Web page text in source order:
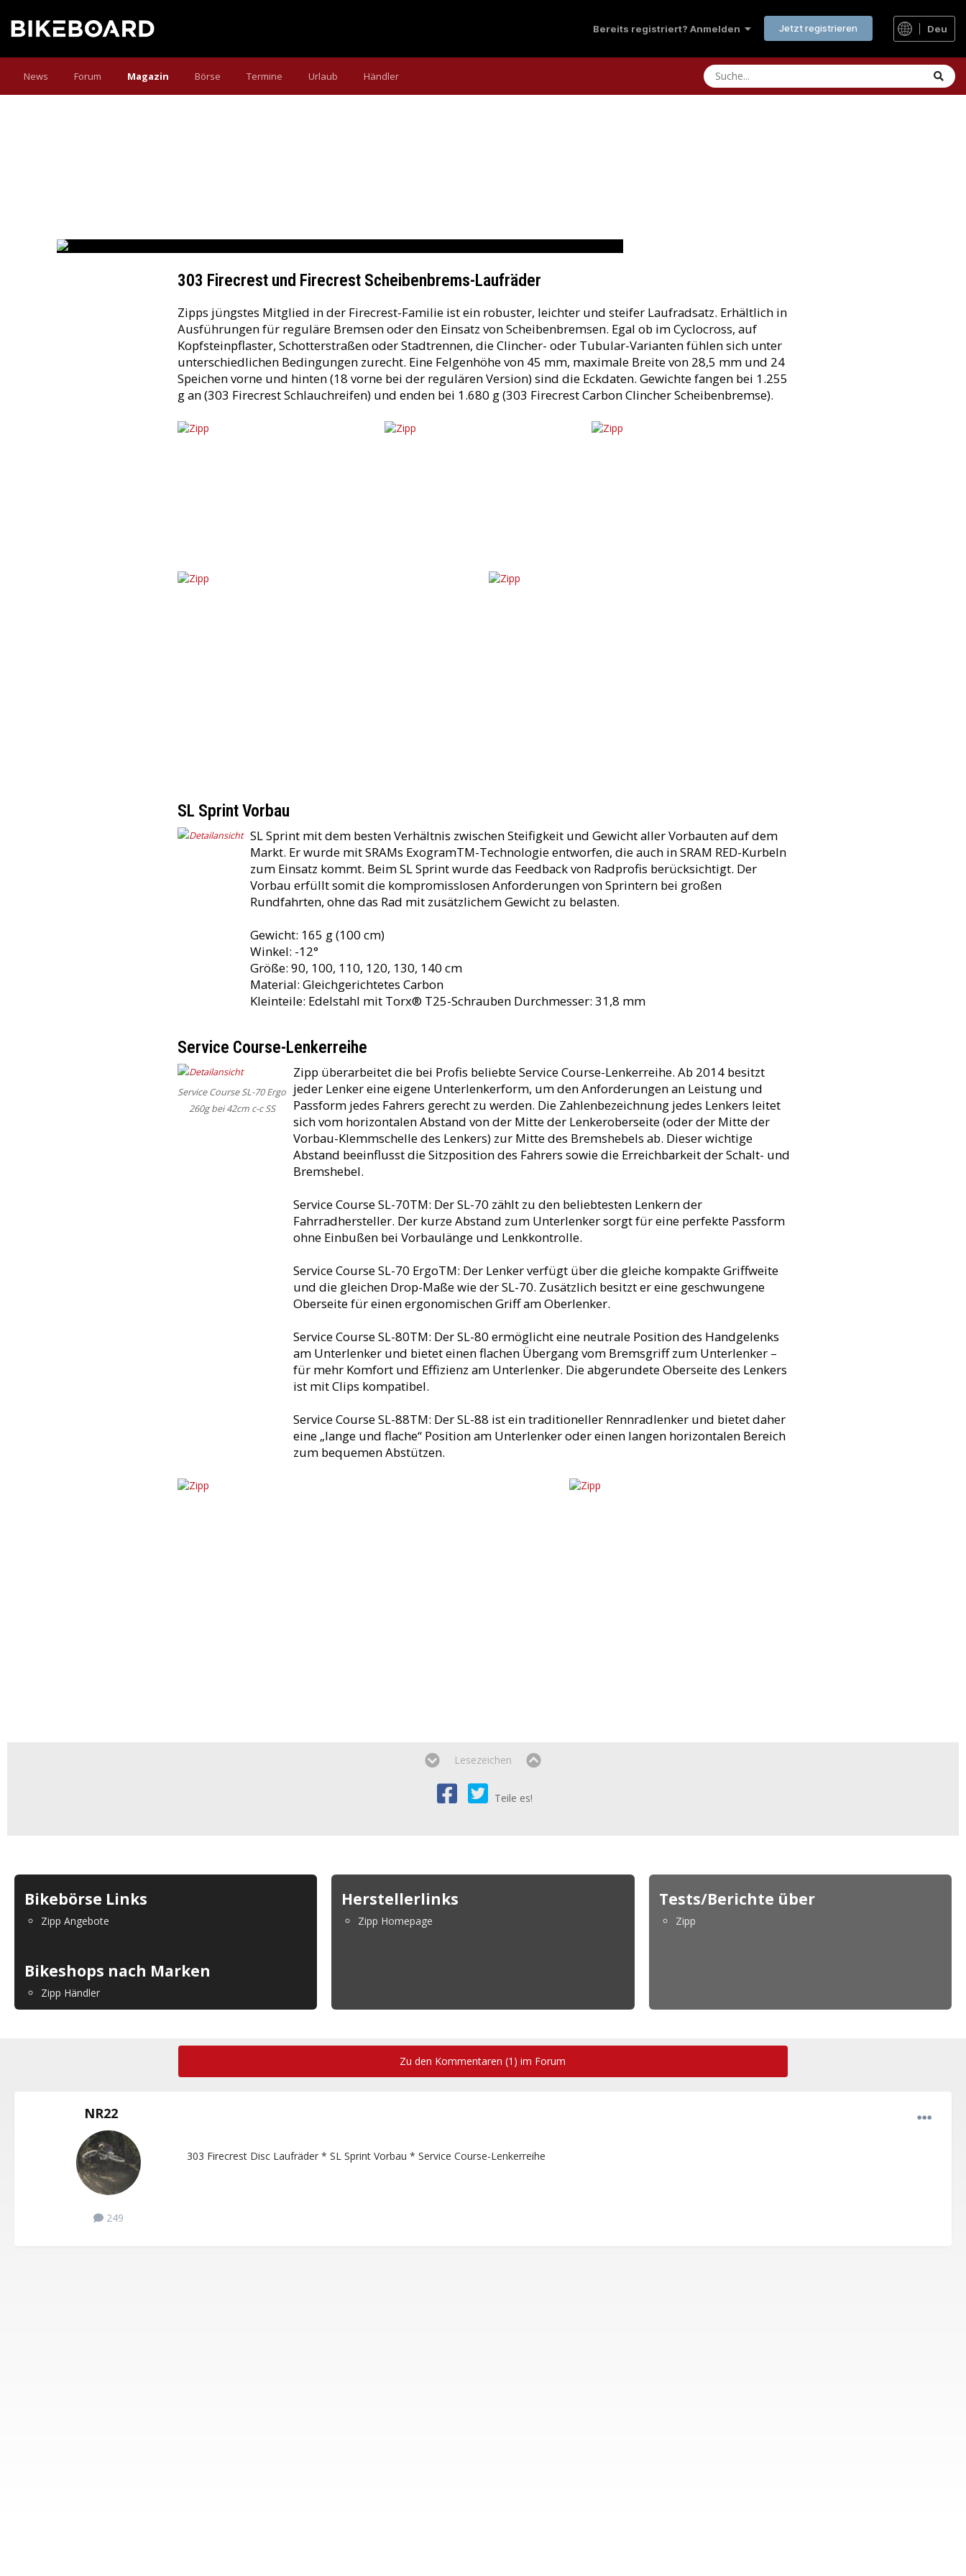
Bereits registriert? Anmelden Jetzt registrieren Deu
News Forum Magazin Börse Termine Urlaub Händler
303 Firecrest und Firecrest Scheibenbrems-Laufräder
Zipps jüngstes Mitglied in der Firecrest-Familie ist ein robuster, leichter und steifer Laufradsatz. Erhältlich in
Ausführungen für reguläre Bremsen oder den Einsatz von Scheibenbremsen. Egal ob im Cyclocross, auf
Kopfsteinpflaster, Schotterstraßen oder Stadtrennen, die Clincher- oder Tubular-Varianten fühlen sich unter
unterschiedlichen Bedingungen zurecht. Eine Felgenhöhe von 45 mm, maximale Breite von 28,5 mm und 24
Speichen vorne und hinten (18 vorne bei der regulären Version) sind die Eckdaten. Gewichte fangen bei 1.255
g an (303 Firecrest Schlauchreifen) und enden bei 1.680 g (303 Firecrest Carbon Clincher Scheibenbremse).
SL Sprint Vorbau
SL Sprint mit dem besten Verhältnis zwischen Steifigkeit und Gewicht aller Vorbauten auf dem
Markt. Er wurde mit SRAMs ExogramTM-Technologie entworfen, die auch in SRAM RED-Kurbeln
zum Einsatz kommt. Beim SL Sprint wurde das Feedback von Radprofis berücksichtigt. Der
Vorbau erfüllt somit die kompromisslosen Anforderungen von Sprintern bei großen
Rundfahrten, ohne das Rad mit zusätzlichem Gewicht zu belasten.
Gewicht: 165 g (100 cm)
Winkel: -12°
Größe: 90, 100, 110, 120, 130, 140 cm
Material: Gleichgerichtetes Carbon
Kleinteile: Edelstahl mit Torx® T25-Schrauben Durchmesser: 31,8 mm
Service Course-Lenkerreihe
Service Course SL-70 Ergo
260g bei 42cm c-c SS
Zipp überarbeitet die bei Profis beliebte Service Course-Lenkerreihe. Ab 2014 besitzt
jeder Lenker eine eigene Unterlenkerform, um den Anforderungen an Leistung und
Passform jedes Fahrers gerecht zu werden. Die Zahlenbezeichnung jedes Lenkers leitet
sich vom horizontalen Abstand von der Mitte der Lenkeroberseite (oder der Mitte der
Vorbau-Klemmschelle des Lenkers) zur Mitte des Bremshebels ab. Dieser wichtige
Abstand beeinflusst die Sitzposition des Fahrers sowie die Erreichbarkeit der Schalt- und
Bremshebel.
Service Course SL-70TM: Der SL-70 zählt zu den beliebtesten Lenkern der
Fahrradhersteller. Der kurze Abstand zum Unterlenker sorgt für eine perfekte Passform
ohne Einbußen bei Vorbaulänge und Lenkkontrolle.
Service Course SL-70 ErgoTM: Der Lenker verfügt über die gleiche kompakte Griffweite
und die gleichen Drop-Maße wie der SL-70. Zusätzlich besitzt er eine geschwungene
Oberseite für einen ergonomischen Griff am Oberlenker.
Service Course SL-80TM: Der SL-80 ermöglicht eine neutrale Position des Handgelenks
am Unterlenker und bietet einen flachen Übergang vom Bremsgriff zum Unterlenker –
für mehr Komfort und Effizienz am Unterlenker. Die abgerundete Oberseite des Lenkers
ist mit Clips kompatibel.
Service Course SL-88TM: Der SL-88 ist ein traditioneller Rennradlenker und bietet daher
eine „lange und flache“ Position am Unterlenker oder einen langen horizontalen Bereich
zum bequemen Abstützen.
Lesezeichen
Teile es!
Bikebörse Links
Zipp Angebote
Bikeshops nach Marken
Zipp Händler
Herstellerlinks
Zipp Homepage
Tests/Berichte über
Zipp
Zu den Kommentaren (1) im Forum
NR22
249
303 Firecrest Disc Laufräder * SL Sprint Vorbau * Service Course-Lenkerreihe